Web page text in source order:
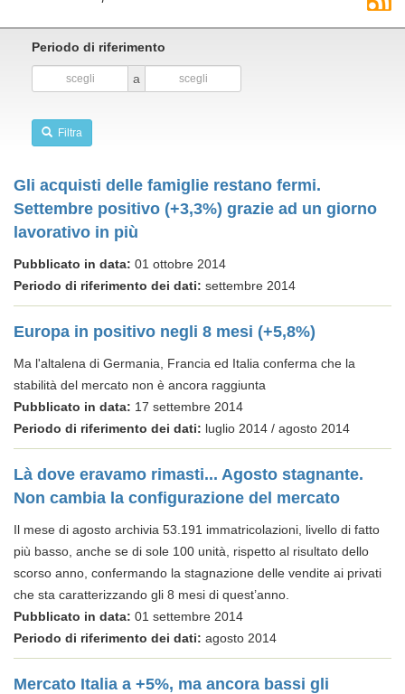
Periodo di riferimento
a
Filtra
Gli acquisti delle famiglie restano fermi.
Settembre positivo (+3,3%) grazie ad un giorno
lavorativo in più
Pubblicato in data: 01 ottobre 2014
Periodo di riferimento dei dati: settembre 2014
Europa in positivo negli 8 mesi (+5,8%)
Ma l'altalena di Germania, Francia ed Italia conferma che la
stabilità del mercato non è ancora raggiunta
Pubblicato in data: 17 settembre 2014
Periodo di riferimento dei dati: luglio 2014 / agosto 2014
Là dove eravamo rimasti... Agosto stagnante.
Non cambia la configurazione del mercato
Il mese di agosto archivia 53.191 immatricolazioni, livello di fatto
più basso, anche se di sole 100 unità, rispetto al risultato dello
scorso anno, confermando la stagnazione delle vendite ai privati
che sta caratterizzando gli 8 mesi di quest’anno.
Pubblicato in data: 01 settembre 2014
Periodo di riferimento dei dati: agosto 2014
Mercato Italia a +5%, ma ancora bassi gli